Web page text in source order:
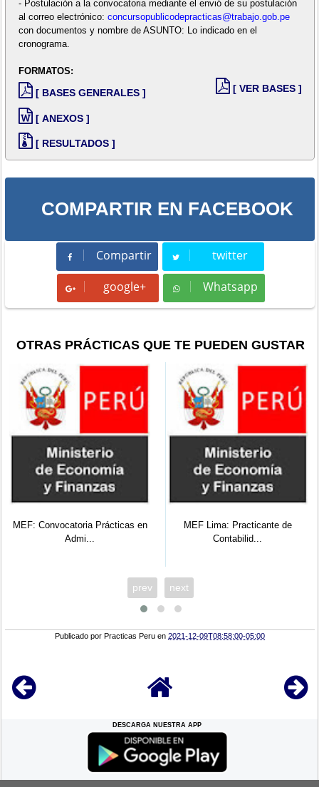
- Postulación a la convocatoria mediante el envió de su postulación
al correo electrónico: concursopublicodepracticas@trabajo.gob.pe
con documentos y nombre de ASUNTO: Lo indicado en el
cronograma.
FORMATOS:
[ BASES GENERALES ]
[ ANEXOS ]
[ RESULTADOS ]
[ VER BASES ]
COMPARTIR EN FACEBOOK
Compartir
Compartir twitter
Tweet
google+ Whatsapp
Whatsapp
OTRAS PRÁCTICAS QUE TE PUEDEN GUSTAR
MEF: Convocatoria Prácticas en
Admi...
MEF Lima: Practicante de
Contabilid...
prev next
Publicado porPracticas Peru en2021-12-09T08:58:00-05:00
DESCARGA NUESTRA APP